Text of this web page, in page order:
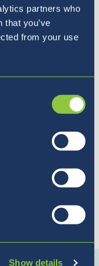
partners who
that you’ve
from your use
Show details